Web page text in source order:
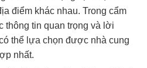
điểm khác nhau. Trong cẩm
thông tin quan trọng và lời
thể lựa chọn được nhà cung
nhất.